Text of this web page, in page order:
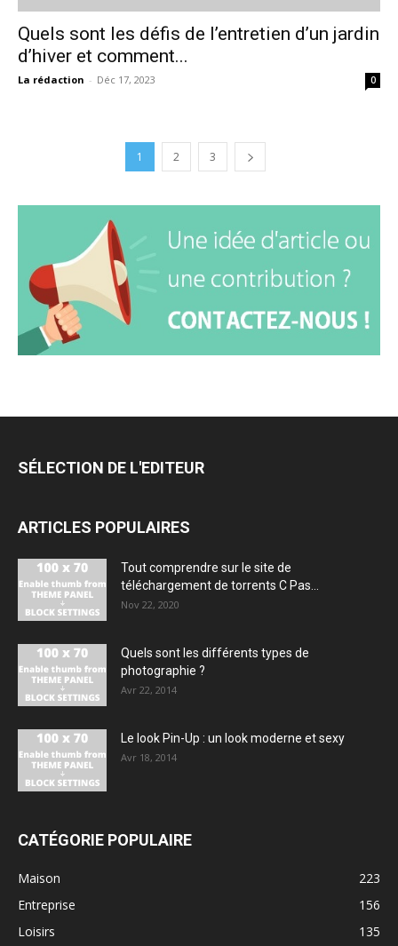
Quels sont les défis de l’entretien d’un jardin
d’hiver et comment...
La rédaction - Déc 17, 2023 0
1 2 3
SÉLECTION DE L'EDITEUR
ARTICLES POPULAIRES
Tout comprendre sur le site de
téléchargement de torrents C Pas...
Nov 22, 2020
Quels sont les différents types de
photographie ?
Avr 22, 2014
Le look Pin-Up : un look moderne et sexy
Avr 18, 2014
CATÉGORIE POPULAIRE
Maison
223
Entreprise
156
Loisirs
135